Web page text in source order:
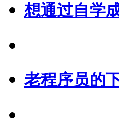
想通过自学
老程序员的